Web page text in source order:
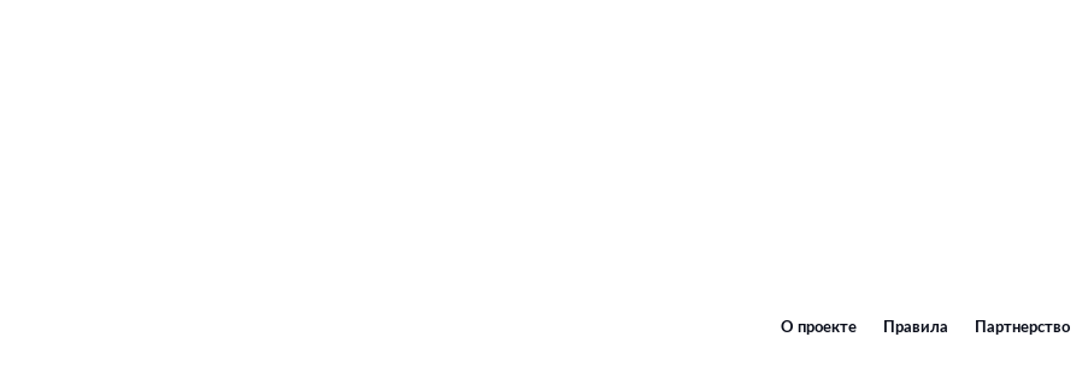
О проекте Правила Партнерство